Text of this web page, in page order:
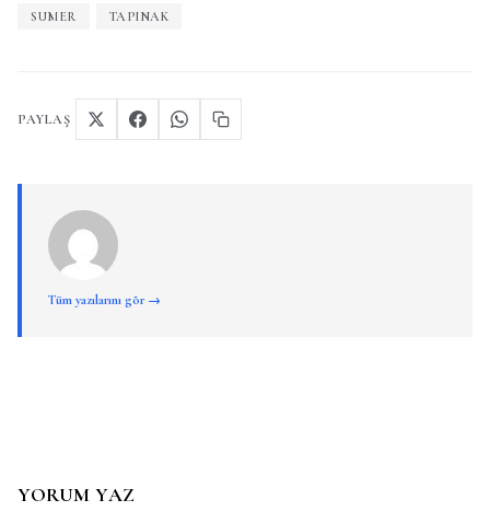
SUMER TAPINAK
PAYLAŞ
Tüm yazılarını gör →
YORUM YAZ